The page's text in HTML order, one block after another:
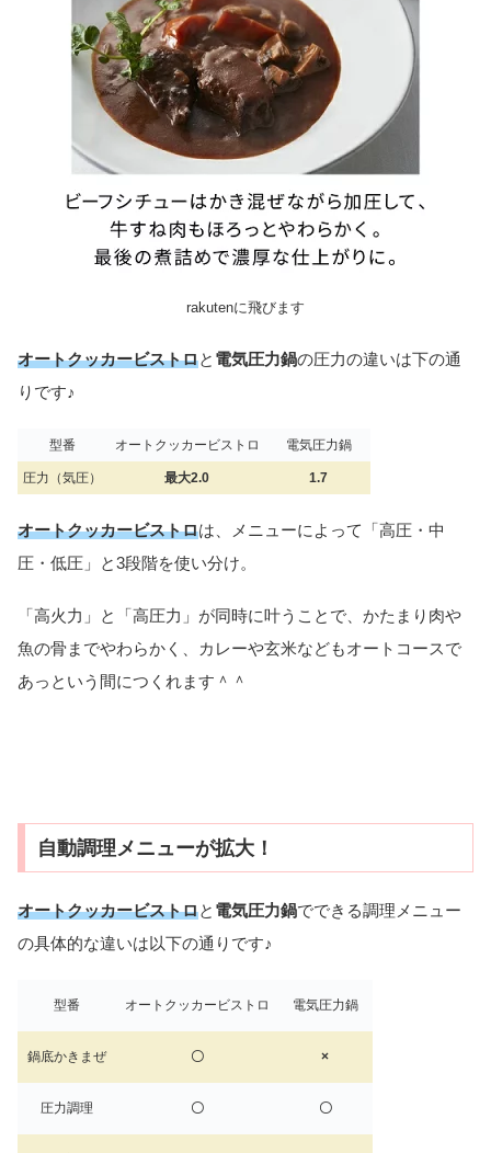
rakutenに飛びます
オートクッカービストロと 電気圧力鍋の圧力の違いは下の通
りです♪
型番 オートクッカービストロ 電気圧力鍋
圧力（気圧） 最大2.0 1.7
オートクッカービストロは、メニューによって「高圧・中
圧・低圧」と3段階を使い分け。
「高火力」と「高圧力」が同時に叶うことで、かたまり肉や
魚の骨までやわらかく、カレーや玄米などもオートコースで
あっという間につくれます＾＾
自動調理メニューが拡大！
オートクッカービストロと 電気圧力鍋でできる調理メニュー
の具体的な違いは以下の通りです♪
型番 オートクッカービストロ 電気圧力鍋
鍋底かきまぜ 〇 ×
圧力調理 〇 〇